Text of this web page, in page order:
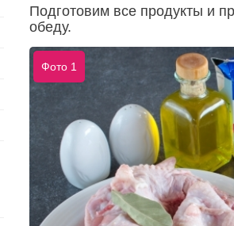
Подготовим все продукты и
обеду.
Фото 1